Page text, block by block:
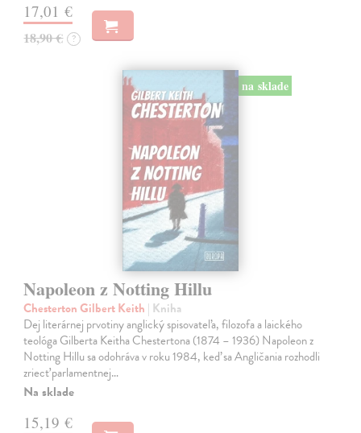
17,01 €
18,90 € ?
na sklade
Napoleon z Notting Hillu
Chesterton Gilbert Keith | Kniha
Dej literárnej prvotiny anglický spisovateľa, filozofa a laického
teológa Gilberta Keitha Chestertona (1874 – 1936) Napoleon z
Notting Hillu sa odohráva v roku 1984, keď sa Angličania rozhodli
zriecť parlamentnej…
Na sklade
15,19 €